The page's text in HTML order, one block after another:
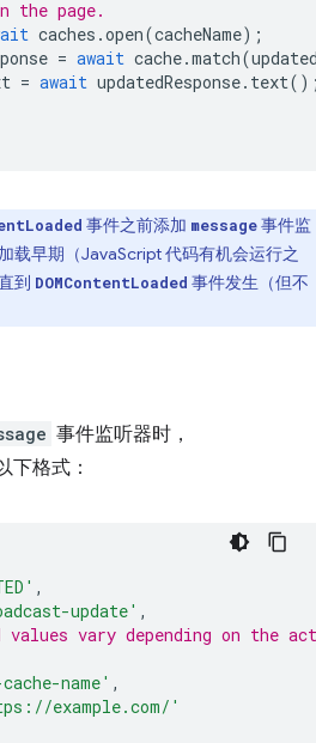
the page.
caches .open(cacheName);
= await cache.match(
= await updatedResponse. text
事件之前添加 message事件监
载早期（JavaScript 代码有机会运行之
到 DOMContentLoaded 事件发生（但不
事件监听器时，
下格式：
,
update' ,
values vary depending on the
name' ,
example.com/'